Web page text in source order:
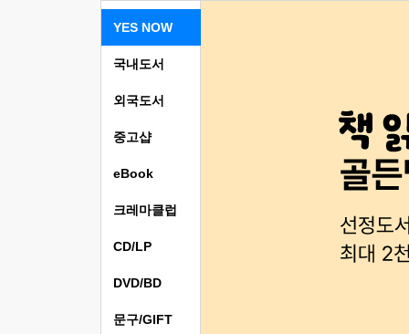
YES NOW
국내도서
외국도서
중고샵
eBook
크레마클럽
CD/LP
DVD/BD
문구/GIFT